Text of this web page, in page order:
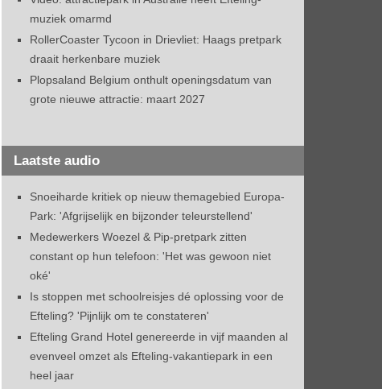
muziek omarmd
RollerCoaster Tycoon in Drievliet: Haags pretpark
draait herkenbare muziek
Plopsaland Belgium onthult openingsdatum van
grote nieuwe attractie: maart 2027
Laatste audio
Snoeiharde kritiek op nieuw themagebied Europa-
Park: 'Afgrijselijk en bijzonder teleurstellend'
Medewerkers Woezel & Pip-pretpark zitten
constant op hun telefoon: 'Het was gewoon niet
oké'
Is stoppen met schoolreisjes dé oplossing voor de
Efteling? 'Pijnlijk om te constateren'
Efteling Grand Hotel genereerde in vijf maanden al
evenveel omzet als Efteling-vakantiepark in een
heel jaar